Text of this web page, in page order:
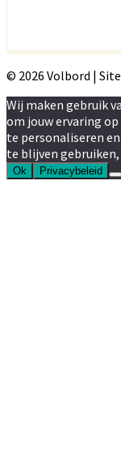
© 2026 Volbord |
Wij maken gebruik
om jouw ervaring
te personaliseren
te blijven
Ok Privacybeleid